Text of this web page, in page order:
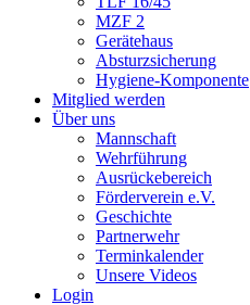
MZF 2
Gerätehaus
Absturzsicherung
Hygiene-Komponente
Mitglied werden
Über uns
Mannschaft
Wehrführung
Ausrückebereich
Förderverein e.V.
Geschichte
Partnerwehr
Terminkalender
Unsere Videos
Login